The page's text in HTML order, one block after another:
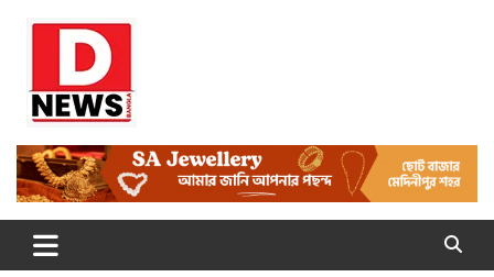
Dnews
#Medinipur24X7News